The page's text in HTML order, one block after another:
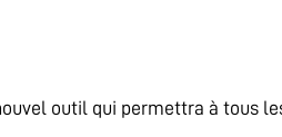
outil qui permettra à tous